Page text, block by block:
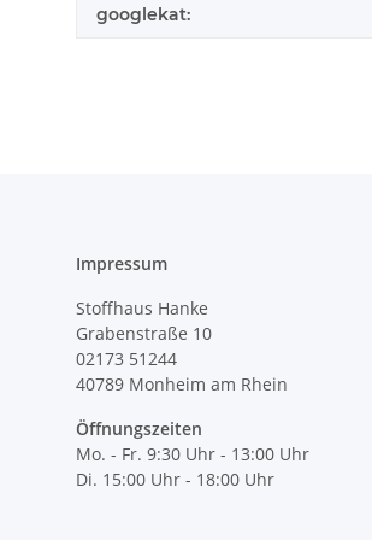
googlekat:
Impressum
Stoffhaus Hanke
Grabenstraße 10
02173 51244
40789 Monheim am Rhein
Öffnungszeiten
Mo. - Fr. 9:30 Uhr - 13:00 Uhr
Di. 15:00 Uhr - 18:00 Uhr